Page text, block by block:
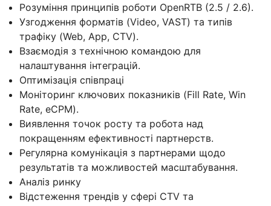
Розуміння принципів роботи OpenRTB (2.5 / 2.6).
Узгодження форматів (Video, VAST) та типів
трафіку (Web, App, CTV).
Взаємодія з технічною командою для
налаштування інтеграцій.
Оптимізація співпраці
Моніторинг ключових показників (Fill Rate, Win
Rate, eCPM).
Виявлення точок росту та робота над
покращенням ефективності партнерств.
Регулярна комунікація з партнерами щодо
результатів та можливостей масштабування.
Аналіз ринку
Відстеження трендів у сфері CTV та